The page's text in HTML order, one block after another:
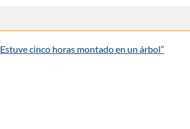
cinco horas montado en un árbol”